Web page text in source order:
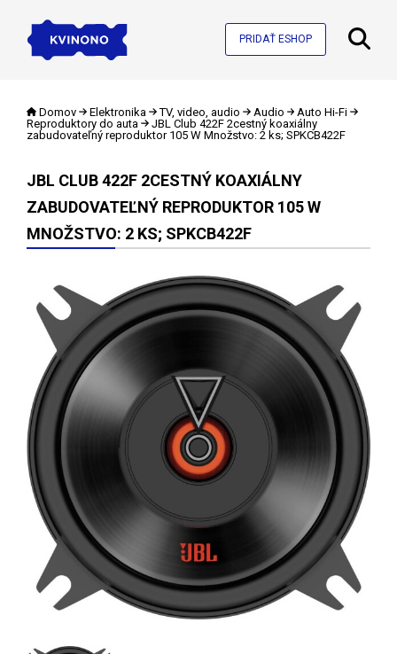
PRIDAŤ ESHOP
Domov Elektronika TV, video, audio Audio
Auto Hi-Fi
Reproduktory do auta
JBL Club 422F 2cestný koaxiálny
zabudovateľný reproduktor 105 W Množstvo: 2 ks; SPKCB422F
JBL CLUB 422F 2CESTNÝ KOAXIÁLNY
ZABUDOVATEĽNÝ REPRODUKTOR 105 W
MNOŽSTVO: 2 KS; SPKCB422F